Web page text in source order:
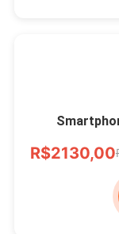
R$2130,00